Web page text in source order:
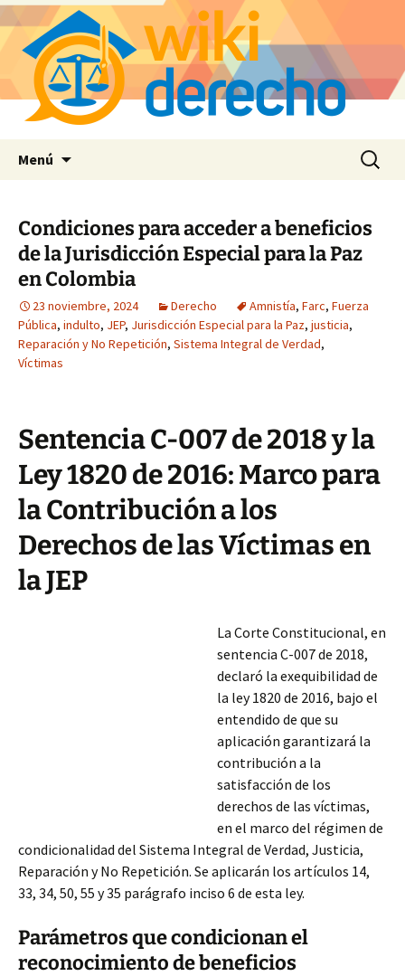
Menú Buscar:
Condiciones para acceder a beneficios
de la Jurisdicción Especial para la Paz
en Colombia
23 noviembre, 2024 Derecho Amnistía, Farc, Fuerza
Pública, indulto, JEP, Jurisdicción Especial para la Paz, justicia,
Reparación y No Repetición, Sistema Integral de Verdad,
Víctimas
Sentencia C-007 de 2018 y la
Ley 1820 de 2016: Marco para
la Contribución a los
Derechos de las Víctimas en
la JEP
La Corte Constitucional, en
sentencia C-007 de 2018,
declaró la exequibilidad de
la ley 1820 de 2016, bajo el
entendido de que su
aplicación garantizará la
contribución a la
satisfacción de los
derechos de las víctimas,
en el marco del régimen de
condicionalidad del Sistema Integral de Verdad, Justicia,
Reparación y No Repetición. Se aplicarán los artículos 14,
33, 34, 50, 55 y 35 parágrafo inciso 6 de esta ley.
Parámetros que condicionan el
reconocimiento de beneficios